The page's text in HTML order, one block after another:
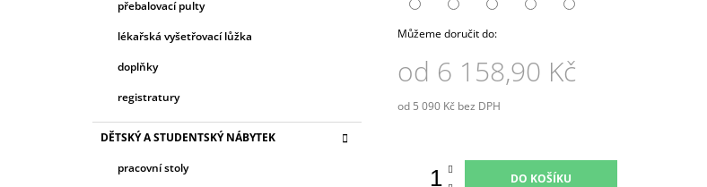
přebalovací pulty
lékařská vyšetřovací lůžka
doplňky
registratury
DĚTSKÝ A STUDENTSKÝ NÁBYTEK
pracovní stoly
Můžeme doručit do:
od 6 158,90 Kč
od 5 090 Kč bez DPH
DO KOŠÍKU